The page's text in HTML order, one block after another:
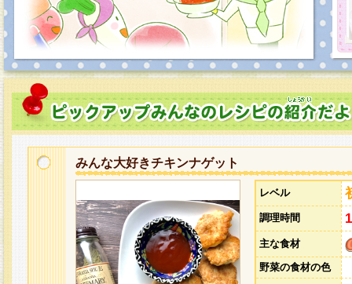
みんな大好きチキンナゲット
レベル
調理時間
主な食材
野菜の食材の色